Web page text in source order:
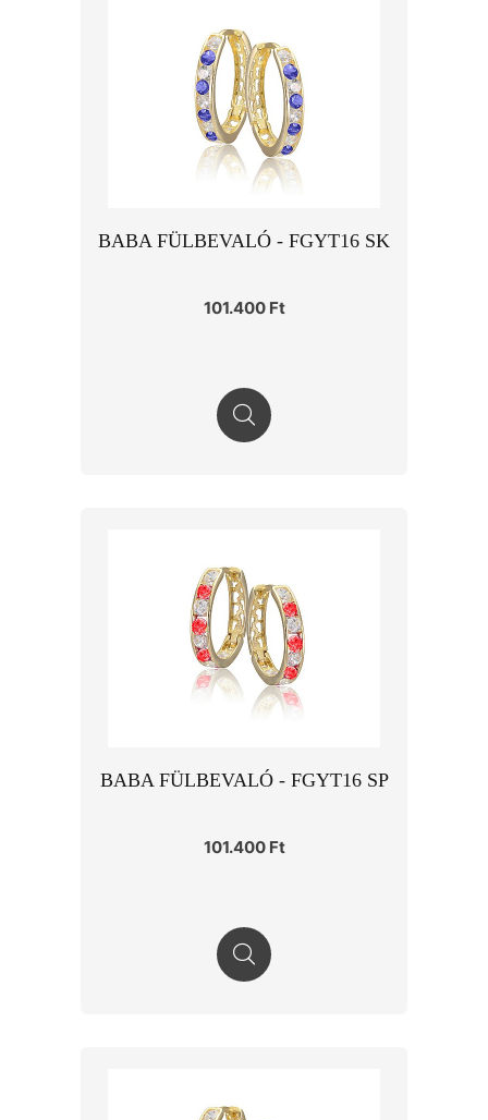
BABA FÜLBEVALÓ - FGYT16 SK
101.400 Ft
BABA FÜLBEVALÓ - FGYT16 SP
101.400 Ft